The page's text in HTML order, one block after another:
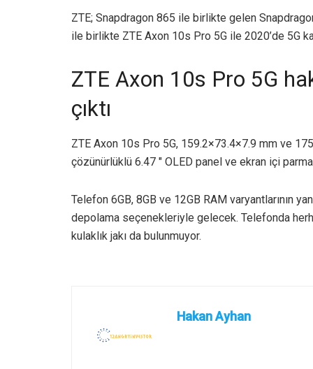
ZTE; Snapdragon 865 ile birlikte gelen
ile birlikte ZTE Axon 10s Pro 5G ile 2020’de 5G
ZTE Axon 10s Pro 5G
çıktı
ZTE Axon 10s Pro 5G, 159.2×73.4×7.9 mm ve
çözünürlüklü 6.47 ″ OLED panel ve ekran içi
Telefon 6GB, 8GB ve 12GB RAM varyantlarının
depolama seçenekleriyle gelecek. Telefonda
kulaklık jakı da bulunmuyor.
Hakan Ayhan